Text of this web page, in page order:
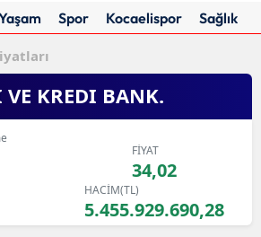
Ankara
Antalya
Artvin
Aydın
Spor Kocaelispor Sağlık
KREDI BANK.
FİYAT
34,02
HACİM(TL)
5.455.929.690,28